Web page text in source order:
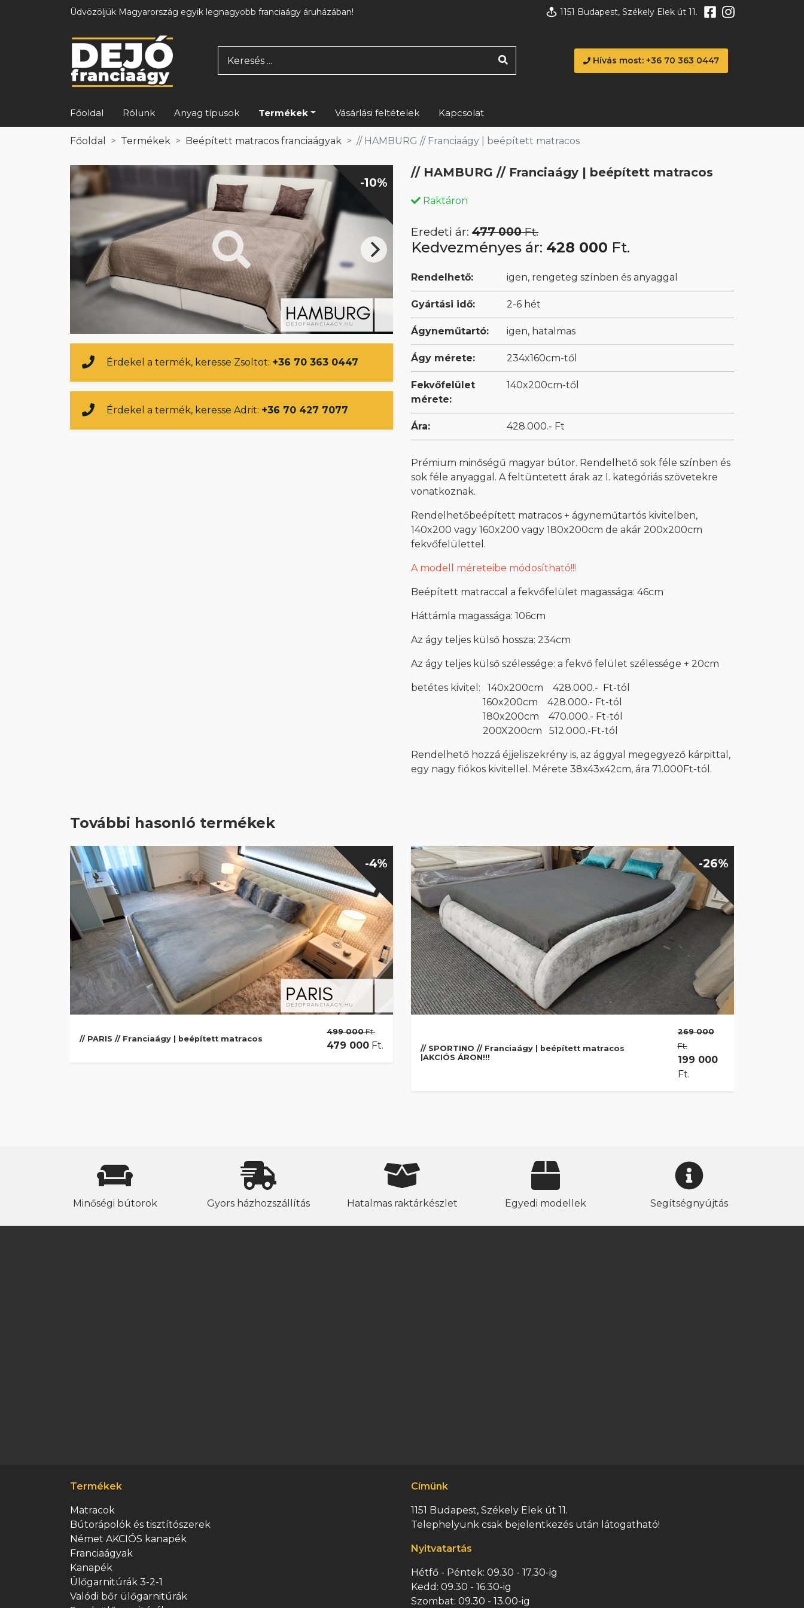
Üdvözöljük Magyarország egyik legnagyobb franciaágy áruházában! 1151 Budapest, Székely Elek út 11.
Hívás most: +36 70 363 0447
Főoldal Rólunk Anyag típusok Termékek Vásárlási feltételek Kapcsolat
Főoldal Termékek Beépített matracos franciaágyak // HAMBURG // Franciaágy | beépített matracos
-10%
Érdekel a termék, keresse Zsoltot: +36 70 363 0447
Érdekel a termék, keresse Adrit: +36 70 427 7077
// HAMBURG // Franciaágy | beépített matracos
Raktáron
Eredeti ár: 477 000Ft.
Kedvezményes ár: 428 000 Ft.
Rendelhető: igen, rengeteg színben és anyaggal
Gyártási idő: 2-6 hét
Ágyneműtartó: igen, hatalmas
Ágy mérete: 234x160cm-től
Fekvőfelület
mérete:
140x200cm-től
Ára: 428.000.- Ft
Prémium minőségű magyar bútor. Rendelhető sok féle színben és
sok féle anyaggal. A feltüntetett árak az I. kategóriás szövetekre
vonatkoznak.
Rendelhetőbeépített matracos + ágyneműtartós kivitelben,
140x200 vagy 160x200 vagy 180x200cm de akár 200x200cm
fekvőfelülettel.
A modell méreteibe módosítható!!!
Beépített matraccal a fekvőfelület magassága: 46cm
Háttámla magassága: 106cm
Az ágy teljes külső hossza: 234cm
Az ágy teljes külső szélessége: a fekvő felület szélessége + 20cm
betétes kivitel: 140x200cm 428.000.- Ft-tól
160x200cm 428.000.- Ft-tól
180x200cm 470.000.- Ft-tól
200X200cm 512.000.-Ft-tól
Rendelhető hozzá éjjeliszekrény is, az ággyal megegyező kárpittal,
egy nagy fiókos kivitellel. Mérete 38x43x42cm, ára 71.000Ft-tól.
További hasonló termékek
-4%
// PARIS // Franciaágy | beépített matracos
499 000Ft.
479 000 Ft.
-26%
// SPORTINO // Franciaágy | beépített matracos
|AKCIÓS ÁRON!!!
269 000
Ft.
199 000
Ft.
Minőségi bútorok Gyors házhozszállítás Hatalmas raktárkészlet Egyedi modellek Segítségnyújtás
Termékek
Matracok
Bútorápolók és tisztítószerek
Német AKCIÓS kanapék
Franciaágyak
Kanapék
Ülőgarnitúrák 3-2-1
Valódi bőr ülőgarnitúrák
Címünk
1151 Budapest, Székely Elek út 11.
Telephelyünk csak bejelentkezés után látogatható!
Nyitvatartás
Hétfő - Péntek: 09.30 - 17.30-ig
Kedd: 09.30 - 16.30-ig
Szombat: 09.30 - 13.00-ig